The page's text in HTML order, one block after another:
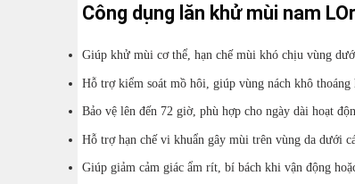
Công dụng lăn khử mùi nam
Giúp khử mùi cơ thể, hạn chế mùi khó chịu vùng
Hỗ trợ kiểm soát mồ hôi, giúp vùng nách khô thoáng
Bảo vệ lên đến 72 giờ, phù hợp cho ngày dài hoạt
Hỗ trợ hạn chế vi khuẩn gây mùi trên vùng da dưới
Giúp giảm cảm giác ẩm rít, bí bách khi vận động